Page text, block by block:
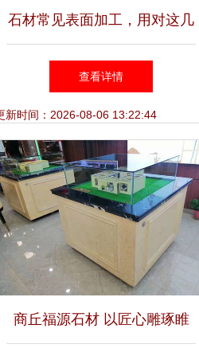
石材常见表面加工，用对这几
种方法，效果大不一样！
查看详情
新时间：2026-08-06 13:22:44
商丘福源石材 以匠心雕琢睢